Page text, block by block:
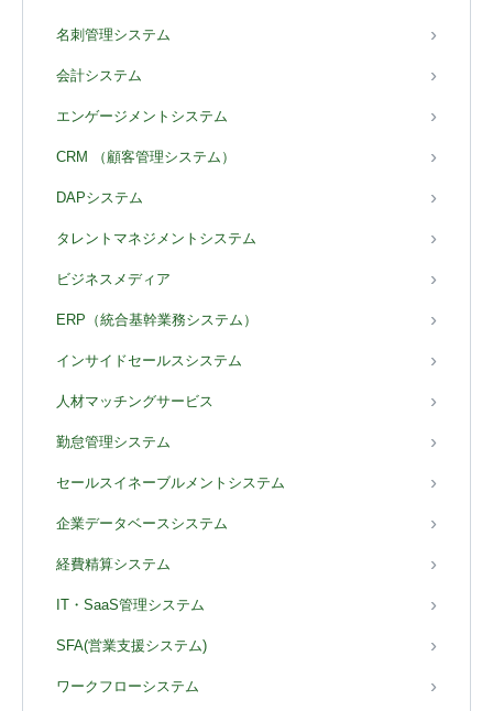
名刺管理システム
会計システム
エンゲージメントシステム
CRM （顧客管理システム）
DAPシステム
タレントマネジメントシステム
ビジネスメディア
ERP（統合基幹業務システム）
インサイドセールスシステム
人材マッチングサービス
勤怠管理システム
セールスイネーブルメントシステム
企業データベースシステム
経費精算システム
IT・SaaS管理システム
SFA(営業支援システム)
ワークフローシステム